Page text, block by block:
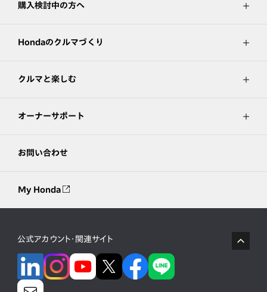
購入検討中の方へ
Hondaのクルマづくり
クルマと楽しむ
オーナーサポート
お問い合わせ
My Honda
公式アカウント・関連サイト